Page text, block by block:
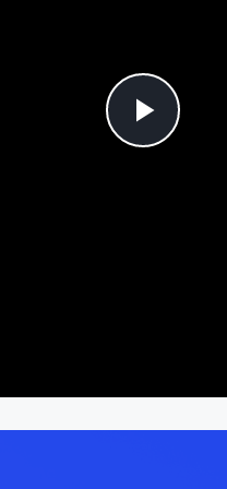
Play